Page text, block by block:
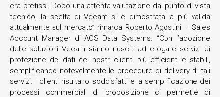
era prefissi. Dopo una attenta valutazione dal punto di vista
tecnico, la scelta di Veeam si è dimostrata la più valida
attualmente sul mercato” rimarca Roberto Agostini – Sales
Account Manager di ACS Data Systems. “Con l’adozione
delle soluzioni Veeam siamo riusciti ad erogare servizi di
protezione dei dati dei nostri clienti più efficienti e stabili,
semplificando notevolmente le procedure di delivery di tali
servizi. I clienti risultano soddisfatti e la semplificazione dei
processi commerciali di proposizione ci permette di